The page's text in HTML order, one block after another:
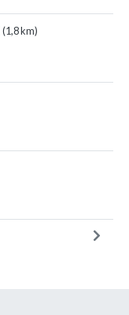
(1,8 km)